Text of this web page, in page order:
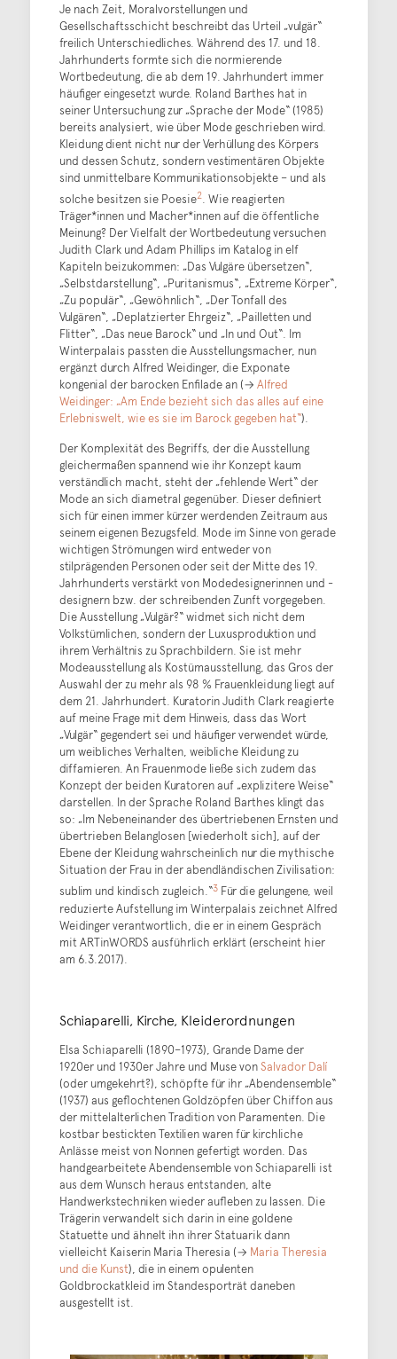
Je nach Zeit, Moralvorstellungen und
Gesellschaftsschicht beschreibt das Urteil „vulgär“
freilich Unterschiedliches. Während des 17. und 18.
Jahrhunderts formte sich die normierende
Wortbedeutung, die ab dem 19. Jahrhundert immer
häufiger eingesetzt wurde. Roland Barthes hat in
seiner Untersuchung zur „Sprache der Mode“ (1985)
bereits analysiert, wie über Mode geschrieben wird.
Kleidung dient nicht nur der Verhüllung des Körpers
und dessen Schutz, sondern vestimentären Objekte
sind unmittelbare Kommunikationsobjekte – und als
solche besitzen sie Poesie2. Wie reagierten
Träger*innen und Macher*innen auf die öffentliche
Meinung? Der Vielfalt der Wortbedeutung versuchen
Judith Clark und Adam Phillips im Katalog in elf
Kapiteln beizukommen: „Das Vulgäre übersetzen“,
„Selbstdarstellung“, „Puritanismus“, „Extreme Körper“,
„Zu populär“, „Gewöhnlich“, „Der Tonfall des
Vulgären“, „Deplatzierter Ehrgeiz“, „Pailletten und
Flitter“, „Das neue Barock“ und „In und Out“. Im
Winterpalais passten die Ausstellungsmacher, nun
ergänzt durch Alfred Weidinger, die Exponate
kongenial der barocken Enfilade an (→ Alfred
Weidinger: „Am Ende bezieht sich das alles auf eine
Erlebniswelt, wie es sie im Barock gegeben hat“).
Der Komplexität des Begriffs, der die Ausstellung
gleichermaßen spannend wie ihr Konzept kaum
verständlich macht, steht der „fehlende Wert“ der
Mode an sich diametral gegenüber. Dieser definiert
sich für einen immer kürzer werdenden Zeitraum aus
seinem eigenen Bezugsfeld. Mode im Sinne von gerade
wichtigen Strömungen wird entweder von
stilprägenden Personen oder seit der Mitte des 19.
Jahrhunderts verstärkt von Modedesignerinnen und -
designern bzw. der schreibenden Zunft vorgegeben.
Die Ausstellung „Vulgär?“ widmet sich nicht dem
Volkstümlichen, sondern der Luxusproduktion und
ihrem Verhältnis zu Sprachbildern. Sie ist mehr
Modeausstellung als Kostümausstellung, das Gros der
Auswahl der zu mehr als 98 % Frauenkleidung liegt auf
dem 21. Jahrhundert. Kuratorin Judith Clark reagierte
auf meine Frage mit dem Hinweis, dass das Wort
„Vulgär“ gegendert sei und häufiger verwendet würde,
um weibliches Verhalten, weibliche Kleidung zu
diffamieren. An Frauenmode ließe sich zudem das
Konzept der beiden Kuratoren auf „explizitere Weise“
darstellen. In der Sprache Roland Barthes klingt das
so: „Im Nebeneinander des übertriebenen Ernsten und
übertrieben Belanglosen [wiederholt sich], auf der
Ebene der Kleidung wahrscheinlich nur die mythische
Situation der Frau in der abendländischen Zivilisation:
sublim und kindisch zugleich.“3Für die gelungene, weil
reduzierte Aufstellung im Winterpalais zeichnet Alfred
Weidinger verantwortlich, die er in einem Gespräch
mit ARTinWORDS ausführlich erklärt (erscheint hier
am 6.3.2017).
Schiaparelli, Kirche, Kleiderordnungen
Elsa Schiaparelli (1890–1973), Grande Dame der
1920er und 1930er Jahre und Muse vonSalvador Dalí
(oder umgekehrt?), schöpfte für ihr „Abendensemble“
(1937) aus geflochtenen Goldzöpfen über Chiffon aus
der mittelalterlichen Tradition von Paramenten. Die
kostbar bestickten Textilien waren für kirchliche
Anlässe meist von Nonnen gefertigt worden. Das
handgearbeitete Abendensemble von Schiaparelli ist
aus dem Wunsch heraus entstanden, alte
Handwerkstechniken wieder aufleben zu lassen. Die
Trägerin verwandelt sich darin in eine goldene
Statuette und ähnelt ihn ihrer Statuarik dann
vielleicht Kaiserin Maria Theresia (→ Maria Theresia
und die Kunst), die in einem opulenten
Goldbrockatkleid im Standesporträt daneben
ausgestellt ist.